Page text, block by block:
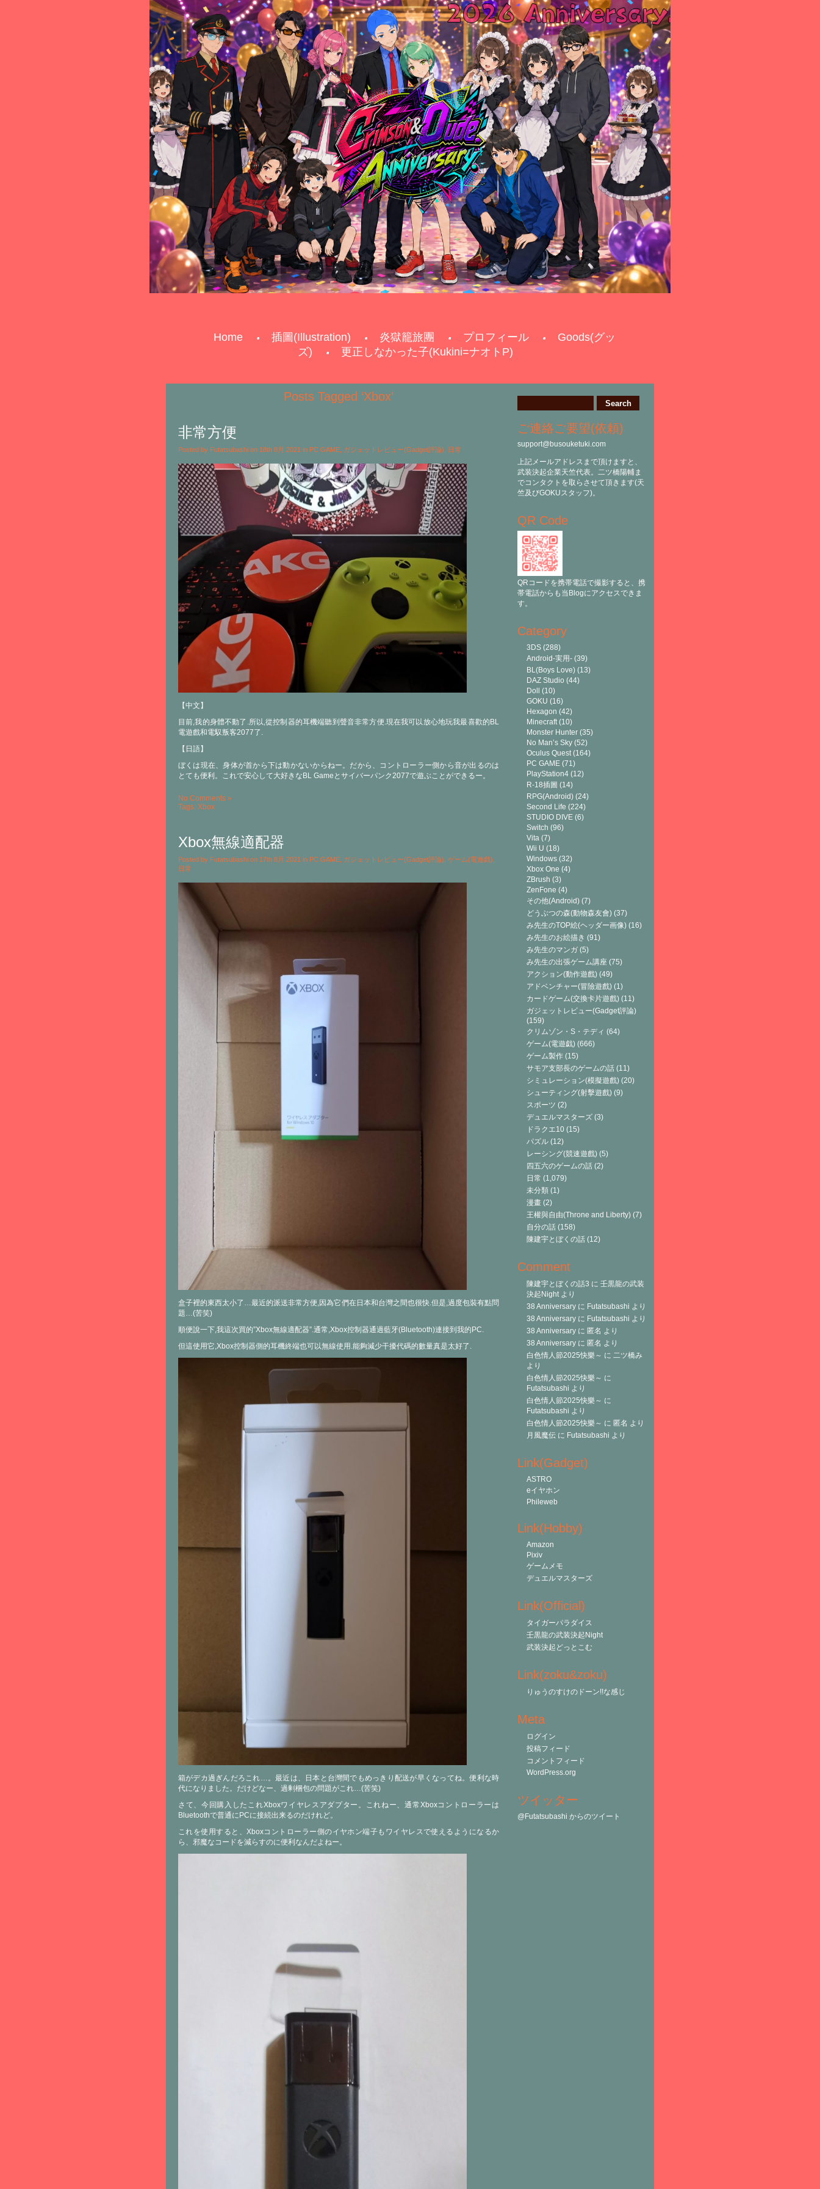
Home 插圖(Illustration) 炎獄籠旅團 プロフィール
Goods(グッ
ズ)
更正しなかった子(Kukini=ナオトP)
Posts Tagged ‘Xbox’
非常方便
Posted by Futatsubashi on 18th 8月 2021 in PC GAME ガジェットレビュー(Gadget評論) 日常
【中文】
目前,我的身體不動了.所以,從控制器的耳機端聽到聲音非常方便.現在我可以放心地玩我最喜歡的BL
電遊戲和電馭叛客2077了.
【日語】
ぼくは現在、身体が首から下は動かないからねー。だから、コントローラー側から音が出るのは
とても便利。これで安心して大好きなBL Gameとサイバーパンク2077で遊ぶことができるー。
No Comments »
Tags: Xbox
Xbox無線適配器
Posted by Futatsubashi on 17th 8月 2021 in PC GAME ガジェットレビュー(Gadget評論) ゲーム(電遊戯)
日常
盒子裡的東西太小了…最近的派送非常方便,因為它們在日本和台灣之間也很快.但是,過度包裝有點問
題…(苦笑)
順便說一下,我這次買的”Xbox無線適配器”.通常,Xbox控制器通過藍牙(Bluetooth)連接到我的PC.
但這使用它,Xbox控制器側的耳機終端也可以無線使用.能夠減少干擾代碼的數量真是太好了.
箱がデカ過ぎんだろこれ…。最近は、日本と台灣間でもめっきり配送が早くなってね。便利な時
代になりました。だけどなー、過剰梱包の問題がこれ…(苦笑)
さて、今回購入したこれXboxワイヤレスアダプター。これねー、通常Xboxコントローラーは
Bluetoothで普通にPCに接続出来るのだけれど。
これを使用すると、Xboxコントローラー側のイヤホン端子もワイヤレスで使えるようになるか
ら、邪魔なコードを減らすのに便利なんだよねー。
ご連絡ご要望(依頼)
support@busouketuki.com
上記メールアドレスまで頂けますと、
武装決起企業天竺代表。二ツ橋陽輔ま
でコンタクトを取らさせて頂きます(天
竺及びGOKUスタッフ)。
QR Code
QRコードを携帯電話で撮影すると、携
帯電話からも当Blogにアクセスできま
す。
Category
3DS (288)
Android-実用- (39)
BL(Boys Love) (13)
DAZ Studio (44)
Doll
(10)
GOKU (16)
Hexagon (42)
Minecraft(10)
Monster Hunter (35)
No Man’s Sky (52)
Oculus Quest(164)
PC GAME (71)
PlayStation4 (12)
R-18插圖 (14)
RPG(Android) (24)
Second Life (224)
STUDIO DIVE (6)
Switch (96)
Vita (7)
Wii U (18)
Windows (32)
Xbox One (4)
ZBrush (3)
ZenFone (4)
その他(Android) (7)
どうぶつの森(動物森友會) (37)
み先生のTOP絵(ヘッダー画像) (16)
み先生のお絵描き (91)
み先生のマンガ (5)
み先生の出張ゲーム講座 (75)
アクション(動作遊戲) (49)
アドベンチャー(冒險遊戲) (1)
カードゲーム(交換卡片遊戲) (11)
ガジェットレビュー(Gadget評論)
(159)
クリムゾン・S・テディ (64)
ゲーム(電遊戯) (666)
ゲーム製作 (15)
サモア支部長のゲームの話 (11)
シミュレーション(模擬遊戲) (20)
シューティング(射擊遊戲) (9)
スポーツ (2)
デュエルマスターズ (3)
ドラクエ10 (15)
パズル (12)
レーシング(競速遊戲) (5)
四五六のゲームの話 (2)
日常 (1,079)
未分類 (1)
漫畫 (2)
王權與自由(Throne and Liberty) (7)
自分の話 (158)
陳建宇とぼくの話 (12)
Comment
陳建宇とぼくの話3 に 壬黒龍の武装
決起Nightより
38 Anniversary に Futatsubashi より
38 Anniversary に Futatsubashi より
38 Anniversary に 匿名 より
38 Anniversary に 匿名 より
白色情人節2025快樂～ に 二ツ橋み
より
白色情人節2025快樂～ に
Futatsubashi より
白色情人節2025快樂～ に
Futatsubashi より
白色情人節2025快樂～ に 匿名 より
月風魔伝 に Futatsubashi より
Link(Gadget)
ASTRO
eイヤホン
Phileweb
Link(Hobby)
Amazon
Pixiv
ゲームメモ
デュエルマスターズ
Link(Official)
タイガーパラダイス
壬黒龍の武装決起Night
武装決起どっとこむ
Link(zoku&zoku)
りゅうのすけのドーン!!な感じ
Meta
ログイン
投稿フィード
コメントフィード
WordPress.org
ツイッター
@Futatsubashi からのツイート